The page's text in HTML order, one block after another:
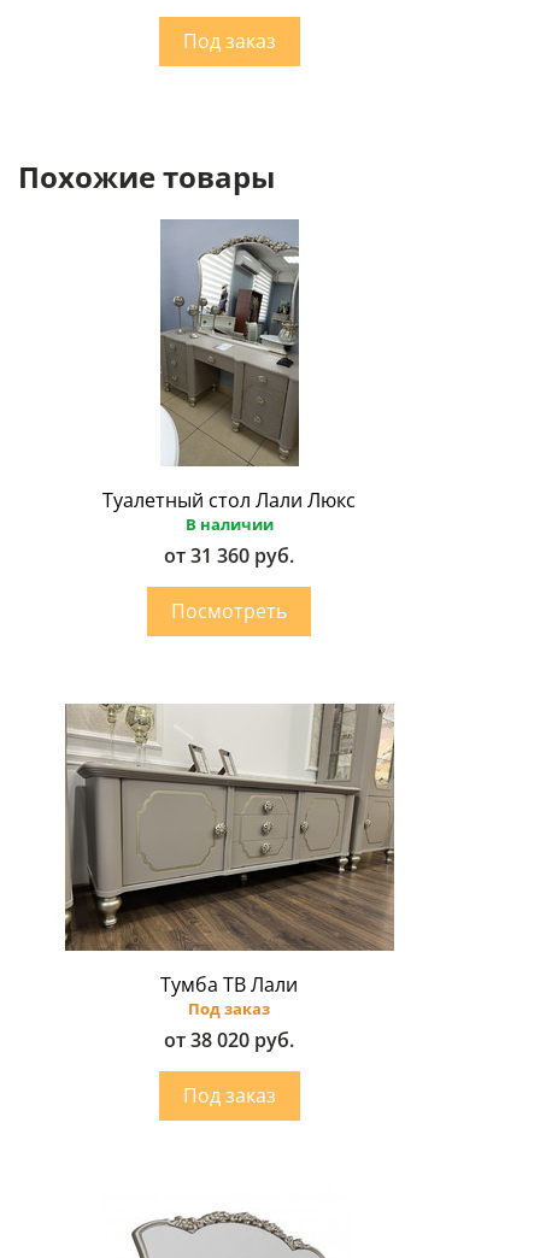
Похожие товары
Туалетный стол Лали Люкс
В наличии
от 31 360 руб.
Тумба ТВ Лали
Под заказ
от 38 020 руб.